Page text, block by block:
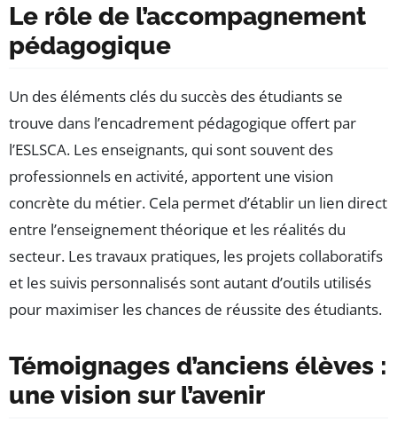
Le rôle de l’accompagnement
pédagogique
Un des éléments clés du succès des étudiants se
trouve dans l’encadrement pédagogique offert par
l’ESLSCA. Les enseignants, qui sont souvent des
professionnels en activité, apportent une vision
concrète du métier. Cela permet d’établir un lien direct
entre l’enseignement théorique et les réalités du
secteur. Les travaux pratiques, les projets collaboratifs
et les suivis personnalisés sont autant d’outils utilisés
pour maximiser les chances de réussite des étudiants.
Témoignages d’anciens élèves :
une vision sur l’avenir